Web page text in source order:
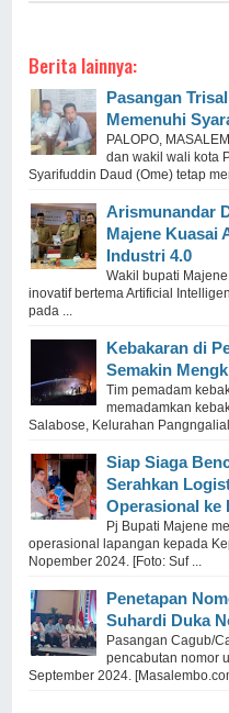
Berita lainnya:
Pasangan
Memenuhi
PALOPO,
dan wakil wali kota
Syarifuddin Daud (Ome) tetap
Arismunandar
Majene Kuasai
Industri 4.0
Wakil bupati
inovatif bertema Artificial
pada ...
Kebakaran di
Semakin
Tim pemadam
memadamkan
Salabose, Kelurahan
Siap Siaga
Serahkan
Operasional ke
Pj Bupati Majene
operasional lapangan kepada
Nopember 2024. [Foto: Suf ...
Penetapan
Suhardi Duka
Pasangan Cagub/
pencabutan nomor
September 2024.